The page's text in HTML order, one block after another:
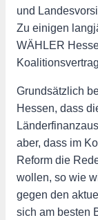
und
Zu einigen
WÄHLER
Grundsätzlich
Hessen, dass
aber, dass im
Reform die
wollen, so wie
gegen den
sich am besten